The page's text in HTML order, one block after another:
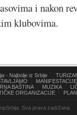
i nakon
klubovima.
- Najbolje iz Srbije
MANIFESTACIJE
BAŠTINA
MUZIKA
ORGANIZACIJE
Sva prava zadržana.